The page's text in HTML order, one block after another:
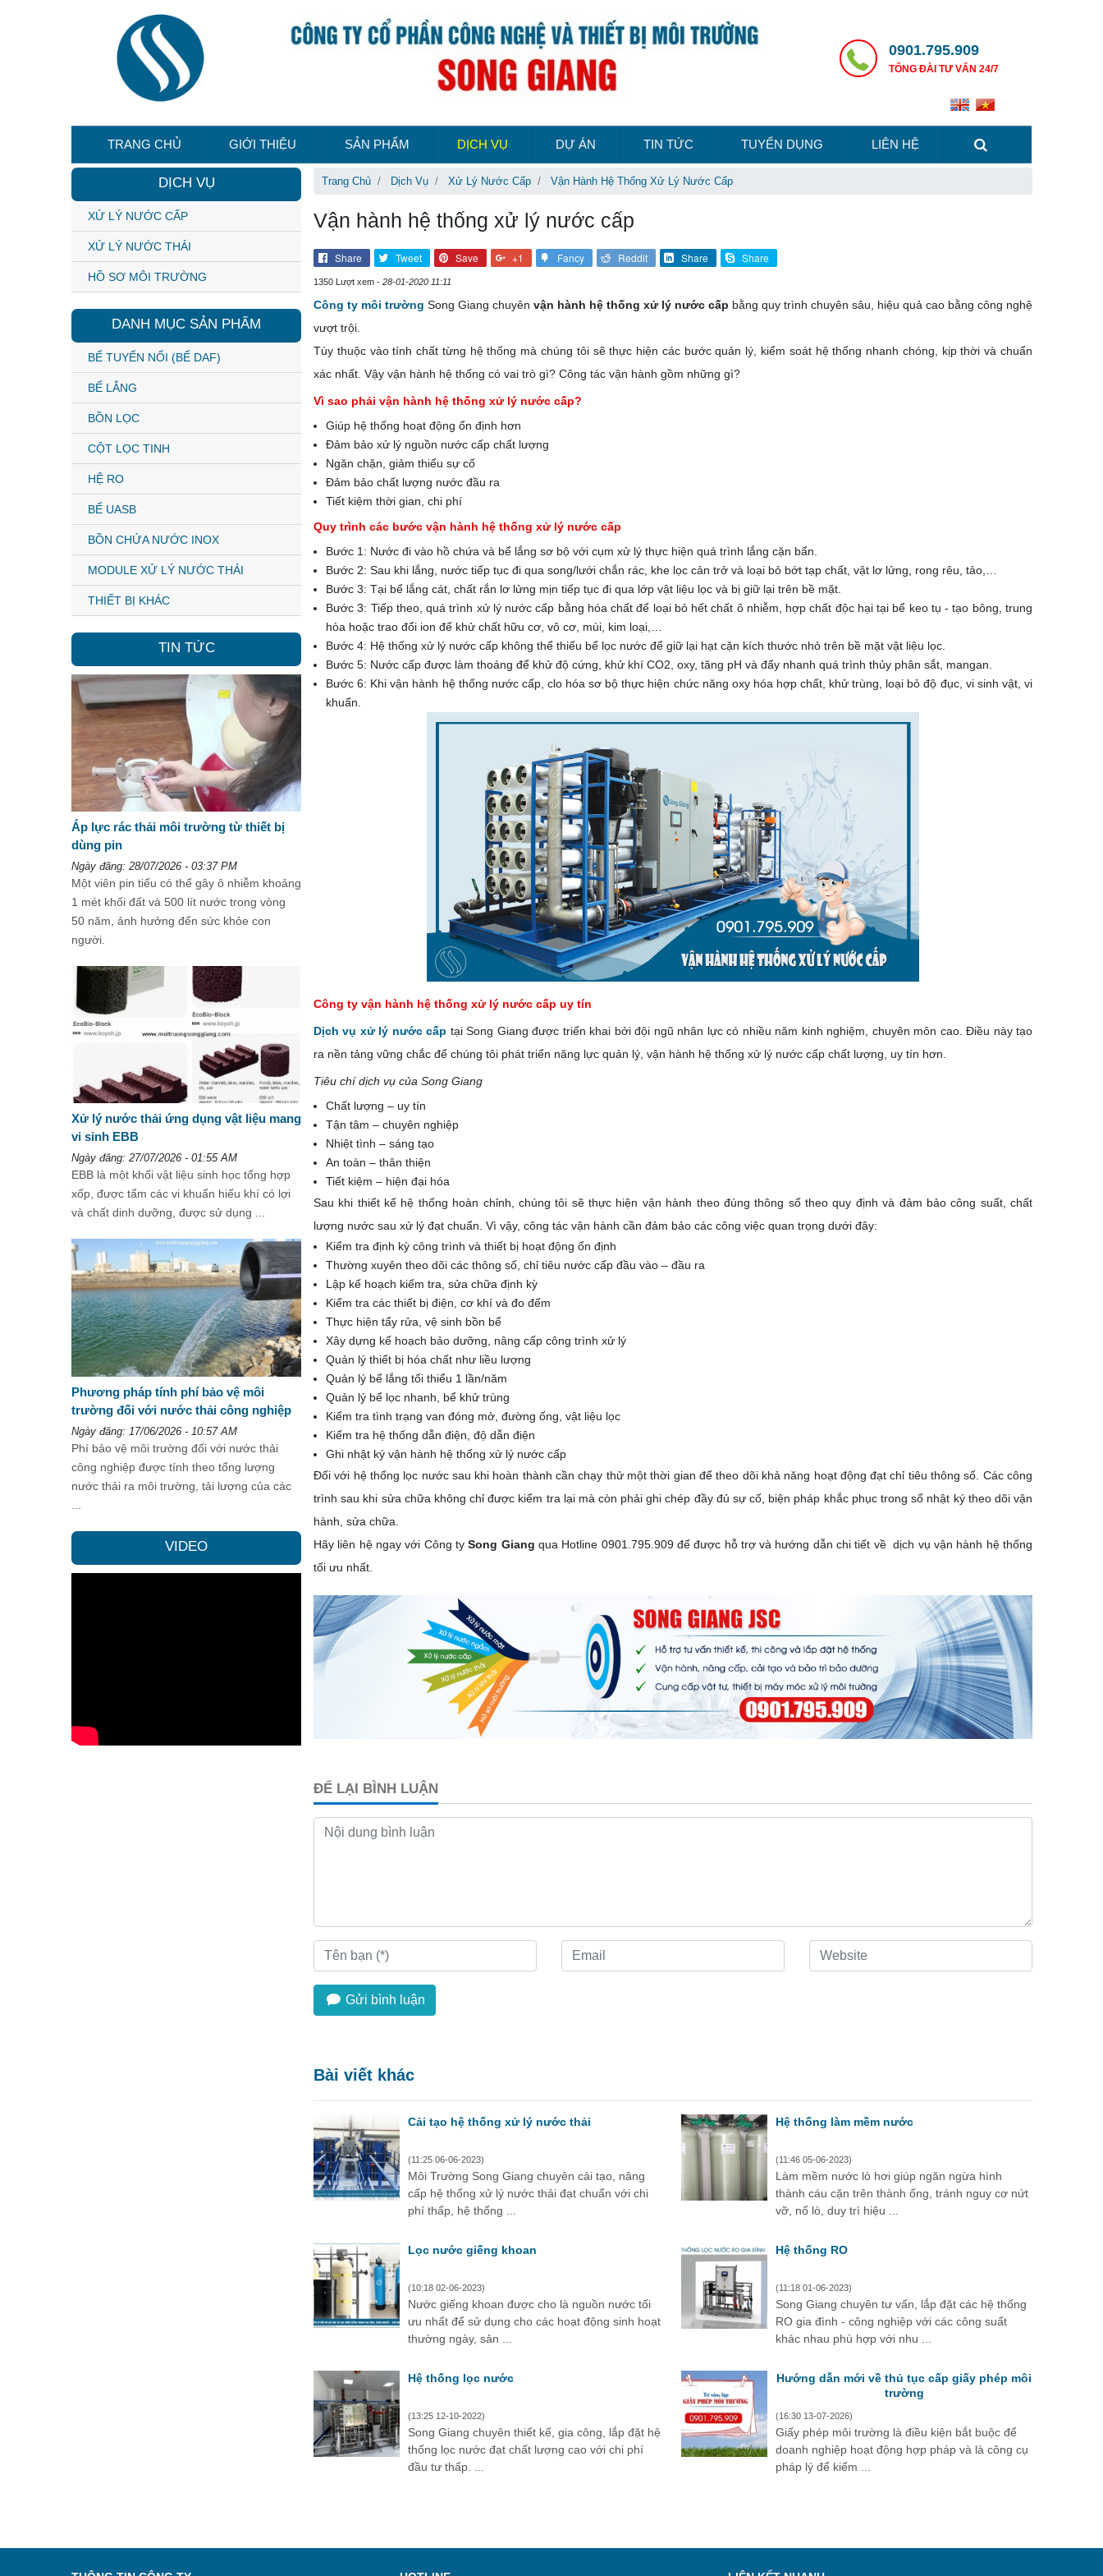
0901.795.909
TỔNG ĐÀI TƯ VẤN 24/7
TRANG CHỦ GIỚI THIỆU SẢN PHẨM DỊCH VỤ DỰ ÁN TIN TỨC TUYỂN DỤNG LIÊN HỆ
Trang Chủ Dịch Vụ Xử Lý Nước Cấp Vận Hành Hệ Thống Xử Lý Nước Cấp
Vận hành hệ thống xử lý nước cấp
Share Tweet Save +1 Fancy Reddit Share Share
1350 Lượt xem - 28-01-2020 11:11
Công ty môi trường Song Giang chuyên vận hành hệ thống xử lý nước cấp bằng quy trình chuyên sâu, hiệu quả cao bằng công nghệ
vượt trội.
Tùy thuộc vào tính chất từng hệ thống mà chúng tôi sẽ thực hiện các bước quản lý, kiểm soát hệ thống nhanh chóng, kịp thời và chuẩn
xác nhất. Vậy vận hành hệ thống có vai trò gì? Công tác vận hành gồm những gì?
Vì sao phải vận hành hệ thống xử lý nước cấp?
Giúp hệ thống hoạt động ổn định hơn
Đảm bảo xử lý nguồn nước cấp chất lượng
Ngăn chặn, giảm thiểu sự cố
Đảm bảo chất lượng nước đầu ra
Tiết kiệm thời gian, chi phí
Quy trình các bước vận hành hệ thống xử lý nước cấp
Bước 1: Nước đi vào hồ chứa và bể lắng sơ bộ với cụm xử lý thực hiện quá trình lắng cặn bẩn.
Bước 2: Sau khi lắng, nước tiếp tục đi qua song/lưới chắn rác, khe lọc cản trở và loại bỏ bớt tạp chất, vật lơ lửng, rong rêu, tảo,…
Bước 3: Tại bể lắng cát, chất rắn lơ lửng mịn tiếp tục đi qua lớp vật liệu lọc và bị giữ lại trên bề mặt.
Bước 3: Tiếp theo, quá trình xử lý nước cấp bằng hóa chất để loại bỏ hết chất ô nhiễm, hợp chất độc hại tại bể keo tụ - tạo bông, trung
hòa hoặc trao đổi ion để khử chất hữu cơ, vô cơ, mùi, kim loại,…
Bước 4: Hệ thống xử lý nước cấp không thể thiếu bể lọc nước để giữ lại hạt cặn kích thước nhỏ trên bề mặt vật liệu lọc.
Bước 5: Nước cấp được làm thoáng để khử độ cứng, khử khí CO2, oxy, tăng pH và đẩy nhanh quá trình thủy phân sắt, mangan.
Bước 6: Khi vận hành hệ thống nước cấp, clo hóa sơ bộ thực hiện chức năng oxy hóa hợp chất, khử trùng, loại bỏ độ đục, vi sinh vật, vi
khuẩn.
Công ty vận hành hệ thống xử lý nước cấp uy tín
Dịch vụ xử lý nước cấp tại Song Giang được triển khai bởi đội ngũ nhân lực có nhiều năm kinh nghiệm, chuyên môn cao. Điều này tạo
ra nền tảng vững chắc để chúng tôi phát triển năng lực quản lý, vận hành hệ thống xử lý nước cấp chất lượng, uy tín hơn.
Tiêu chí dịch vụ của Song Giang
Chất lượng – uy tín
Tận tâm – chuyên nghiệp
Nhiệt tình – sáng tạo
An toàn – thân thiện
Tiết kiệm – hiện đại hóa
Sau khi thiết kế hệ thống hoàn chỉnh, chúng tôi sẽ thực hiện vận hành theo đúng thông số theo quy định và đảm bảo công suất, chất
lượng nước sau xử lý đạt chuẩn. Vì vậy, công tác vận hành cần đảm bảo các công việc quan trọng dưới đây:
Kiểm tra định kỳ công trình và thiết bị hoạt động ổn định
Thường xuyên theo dõi các thông số, chỉ tiêu nước cấp đầu vào – đầu ra
Lập kế hoạch kiểm tra, sửa chữa định kỳ
Kiểm tra các thiết bị điện, cơ khí và đo đếm
Thực hiện tẩy rửa, vệ sinh bồn bể
Xây dựng kế hoạch bảo dưỡng, nâng cấp công trình xử lý
Quản lý thiết bị hóa chất như liều lượng
Quản lý bể lắng tối thiểu 1 lần/năm
Quản lý bể lọc nhanh, bể khử trùng
Kiểm tra tình trạng van đóng mở, đường ống, vật liệu lọc
Kiểm tra hệ thống dẫn điện, độ dẫn điện
Ghi nhật ký vận hành hệ thống xử lý nước cấp
Đối với hệ thống lọc nước sau khi hoàn thành cần chạy thử một thời gian để theo dõi khả năng hoạt động đạt chỉ tiêu thông số. Các công
trình sau khi sửa chữa không chỉ được kiểm tra lại mà còn phải ghi chép đầy đủ sự cố, biện pháp khắc phục trong sổ nhật ký theo dõi vận
hành, sửa chữa.
Hãy liên hệ ngay với Công tySong Giang qua Hotline 0901.795.909để được hỗ trợ và hướng dẫn chi tiết về dịch vụ vận hành hệ thống
tối ưu nhất.
ĐỂ LẠI BÌNH LUẬN
Gửi bình luận
Bài viết khác
Cải tạo hệ thống xử lý nước thải
(11:25 06-06-2023)
Môi Trường Song Giang chuyên cải tạo, nâng
cấp hệ thống xử lý nước thải đạt chuẩn với chi
phí thấp, hệ thống ...
Hệ thống làm mềm nước
(11:46 05-06-2023)
Làm mềm nước lò hơi giúp ngăn ngừa hình
thành cáu cặn trên thành ống, tránh nguy cơ nứt
vỡ, nổ lò, duy trì hiệu ...
Lọc nước giếng khoan
(10:18 02-06-2023)
Nước giếng khoan được cho là nguồn nước tối
ưu nhất để sử dụng cho các hoạt động sinh hoạt
thường ngày, sản ...
Hệ thống RO
(11:18 01-06-2023)
Song Giang chuyên tư vấn, lắp đặt các hệ thống
RO gia đình - công nghiệp với các công suất
khác nhau phù hợp với nhu ...
Hệ thống lọc nước
(13:25 12-10-2022)
Song Giang chuyên thiết kế, gia công, lắp đặt hệ
thống lọc nước đạt chất lượng cao với chi phí
đầu tư thấp. ...
Hướng dẫn mới về thủ tục cấp giấy phép môi
trường
(16:30 13-07-2026)
Giấy phép môi trường là điều kiện bắt buộc để
doanh nghiệp hoạt động hợp pháp và là công cụ
pháp lý để kiểm ...
DỊCH VỤ
XỬ LÝ NƯỚC CẤP
XỬ LÝ NƯỚC THẢI
HỒ SƠ MÔI TRƯỜNG
DANH MỤC SẢN PHẨM
BỂ TUYỂN NỔI (BỂ DAF)
BỂ LẮNG
BỒN LỌC
CỘT LỌC TINH
HỆ RO
BỂ UASB
BỒN CHỨA NƯỚC INOX
MODULE XỬ LÝ NƯỚC THẢI
THIẾT BỊ KHÁC
TIN TỨC
Áp lực rác thải môi trường từ thiết bị
dùng pin
Ngày đăng: 28/07/2026 - 03:37 PM
Một viên pin tiểu có thể gây ô nhiễm khoảng
1 mét khối đất và 500 lít nước trong vòng
50 năm, ảnh hưởng đến sức khỏe con
người.
Xử lý nước thải ứng dụng vật liệu mang
vi sinh EBB
Ngày đăng: 27/07/2026 - 01:55 AM
EBB là một khối vật liệu sinh học tổng hợp
xốp, được tẩm các vi khuẩn hiếu khí có lợi
và chất dinh dưỡng, được sử dụng ...
Phương pháp tính phí bảo vệ môi
trường đối với nước thải công nghiệp
Ngày đăng: 17/06/2026 - 10:57 AM
Phí bảo vệ môi trường đối với nước thải
công nghiệp được tính theo tổng lượng
nước thải ra môi trường, tải lượng của các
VIDEO